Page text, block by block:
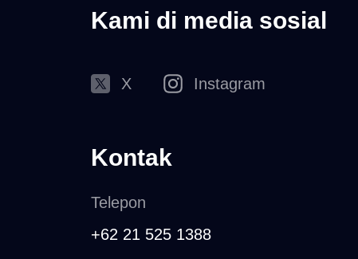
Kami di media sosial
X Instagram
Kontak
Telepon
+62 21 525 1388